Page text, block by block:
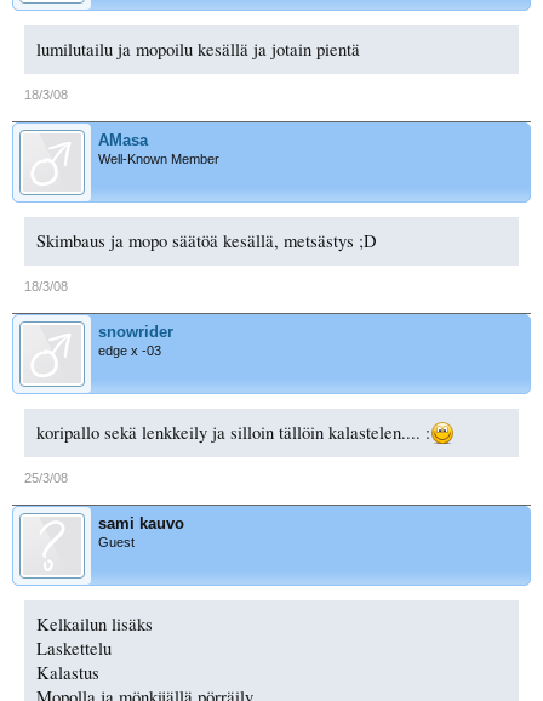
lumilutailu ja mopoilu kesällä ja jotain pientä
18/3/08
AMasa
Well-Known Member
Skimbaus ja mopo säätöä kesällä, metsästys ;D
18/3/08
snowrider
edge x -03
koripallo sekä lenkkeily ja silloin tällöin kalastelen.... :
25/3/08
sami kauvo
Guest
Kelkailun lisäks
Laskettelu
Kalastus